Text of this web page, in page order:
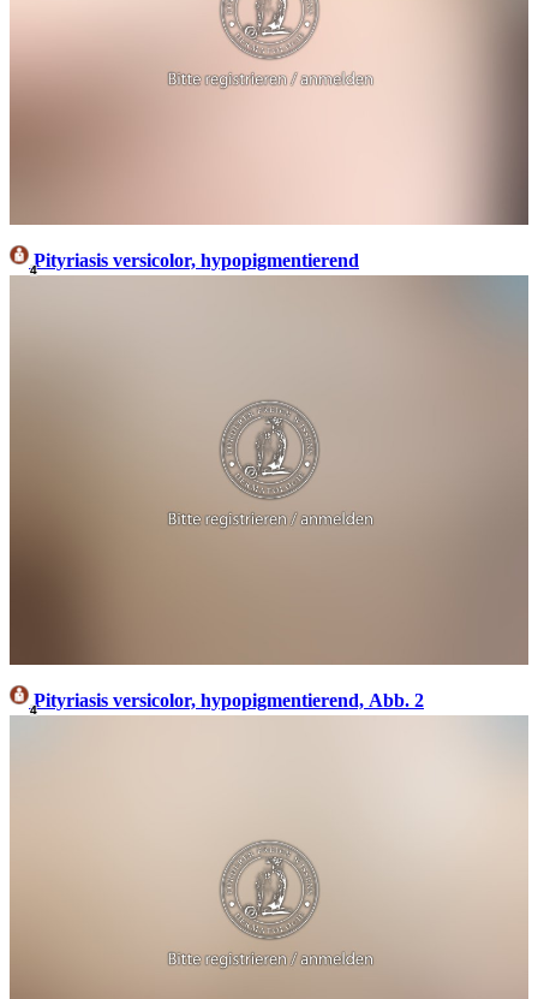
4Pityriasis versicolor, hypopigmentierend
4Pityriasis versicolor, hypopigmentierend, Abb. 2